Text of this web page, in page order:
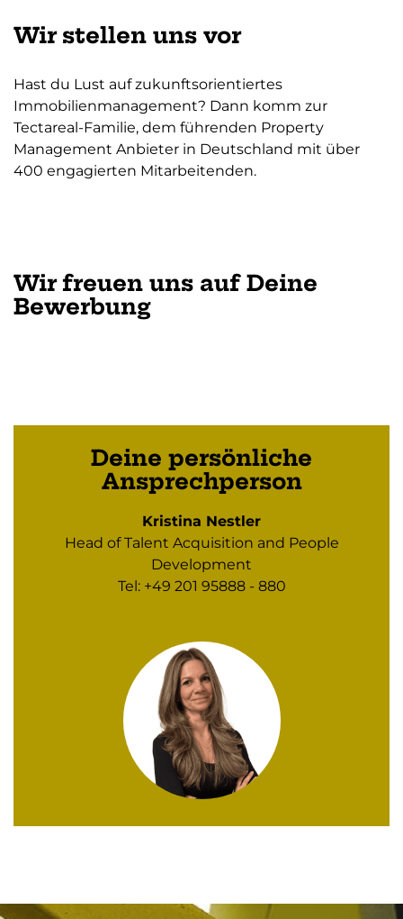
Wir stellen uns vor
Hast du Lust auf zukunftsorientiertes
Immobilienmanagement? Dann komm zur
Tectareal-Familie, dem führenden Property
Management Anbieter in Deutschland mit über
400 engagierten Mitarbeitenden.
Wir freuen uns auf Deine
Bewerbung
Deine persönliche
Ansprechperson
Kristina Nestler
Head of Talent Acquisition and People
Development
Tel: +49 201 95888 - 880